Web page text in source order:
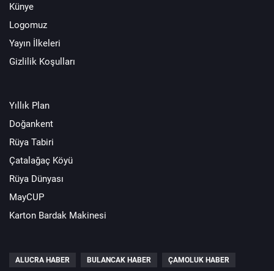
Künye
Logomuz
Yayın İlkeleri
Gizlilik Koşulları
Yıllık Plan
Doğankent
Rüya Tabiri
Çatalağaç Köyü
Rüya Dünyası
MayCUP
Karton Bardak Makinesi
ALUCRA HABER BULANCAK HABER ÇAMOLUK HABER